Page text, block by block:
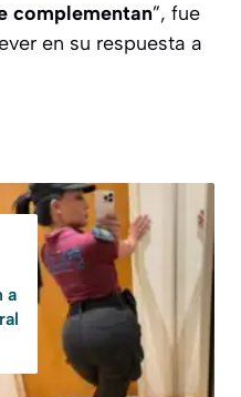
complementan”, fue
en su respuesta a
a